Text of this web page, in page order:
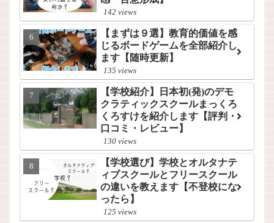
142 views
【まずは９選】教育的価値を感
じるボードゲームを全部紹介し
ます【随時更新】
135 views
【学校紹介】日本初(発)のデモ
クラティックスクールまっくろ
くろすけを紹介します【評判・
口コミ・レビュー】
130 views
【学校選び】学校とオルタナテ
ィブスクールとフリースクール
の違いを教えます【不登校にな
ったら】
125 views